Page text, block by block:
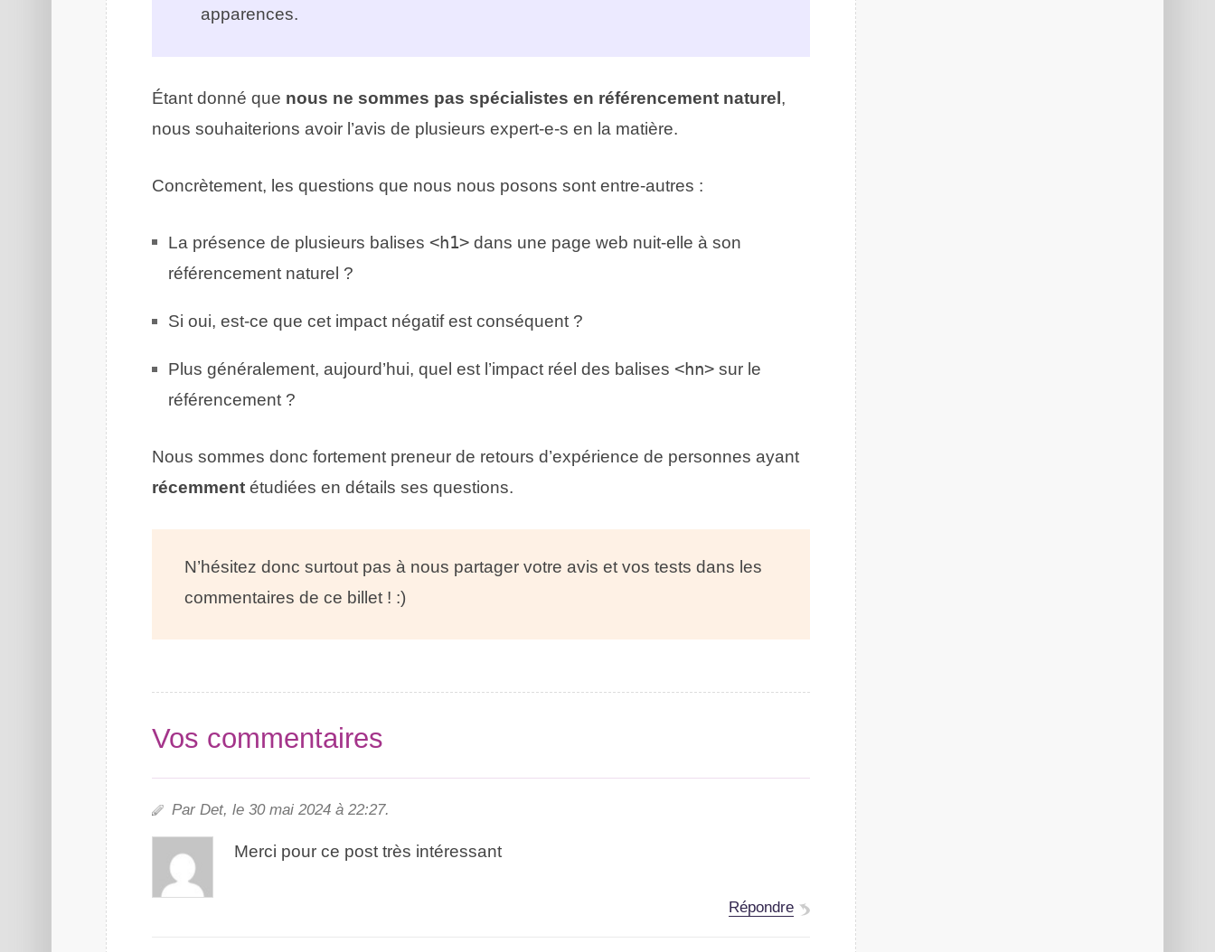
apparences.
Étant donné que nous ne sommes pas spécialistes en référencement naturel ,
nous souhaiterions avoir l’avis de plusieurs expert-e-s en la matière.
Concrètement, les questions que nous nous posons sont entre-autres :
La présence de plusieurs balises <h1>dans une page web nuit-elle à son
référencement naturel ?
Si oui, est-ce que cet impact négatif est conséquent ?
Plus généralement, aujourd’hui, quel est l’impact réel des balises <hn>sur le
référencement ?
Nous sommes donc fortement preneur de retours d’expérience de personnes ayant
récemmentétudiées en détails ses questions.
N’hésitez donc surtout pas à nous partager votre avis et vos tests dans les
commentaires de ce billet ! :)
Vos commentaires
Par Det, le 30 mai 2024 à 22:27.
Merci pour ce post très intéressant
Répondre